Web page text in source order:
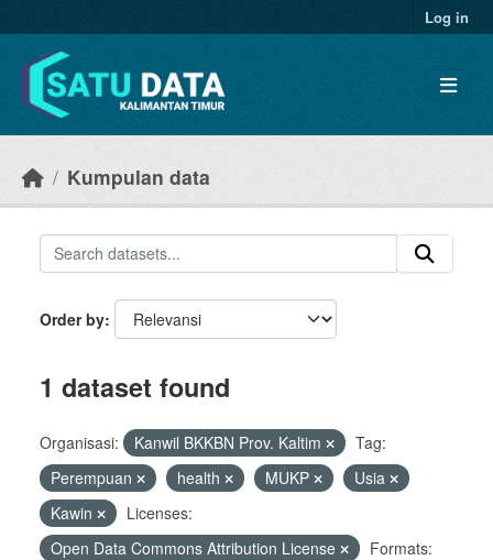
Log in
Kumpulan data
Order by
1 dataset found
Organisasi: Kanwil BKKBN Prov. Kaltim
Tag:
Perempuan
health MUKP
Usia
Kawin
Licenses:
Open Data Commons Attribution License
Formats: